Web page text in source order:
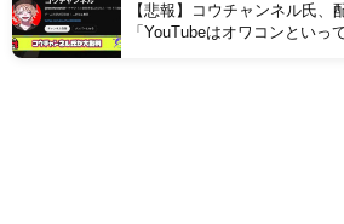
【悲報】コウチャンネル氏、
「YouTubeはオワコンといっ